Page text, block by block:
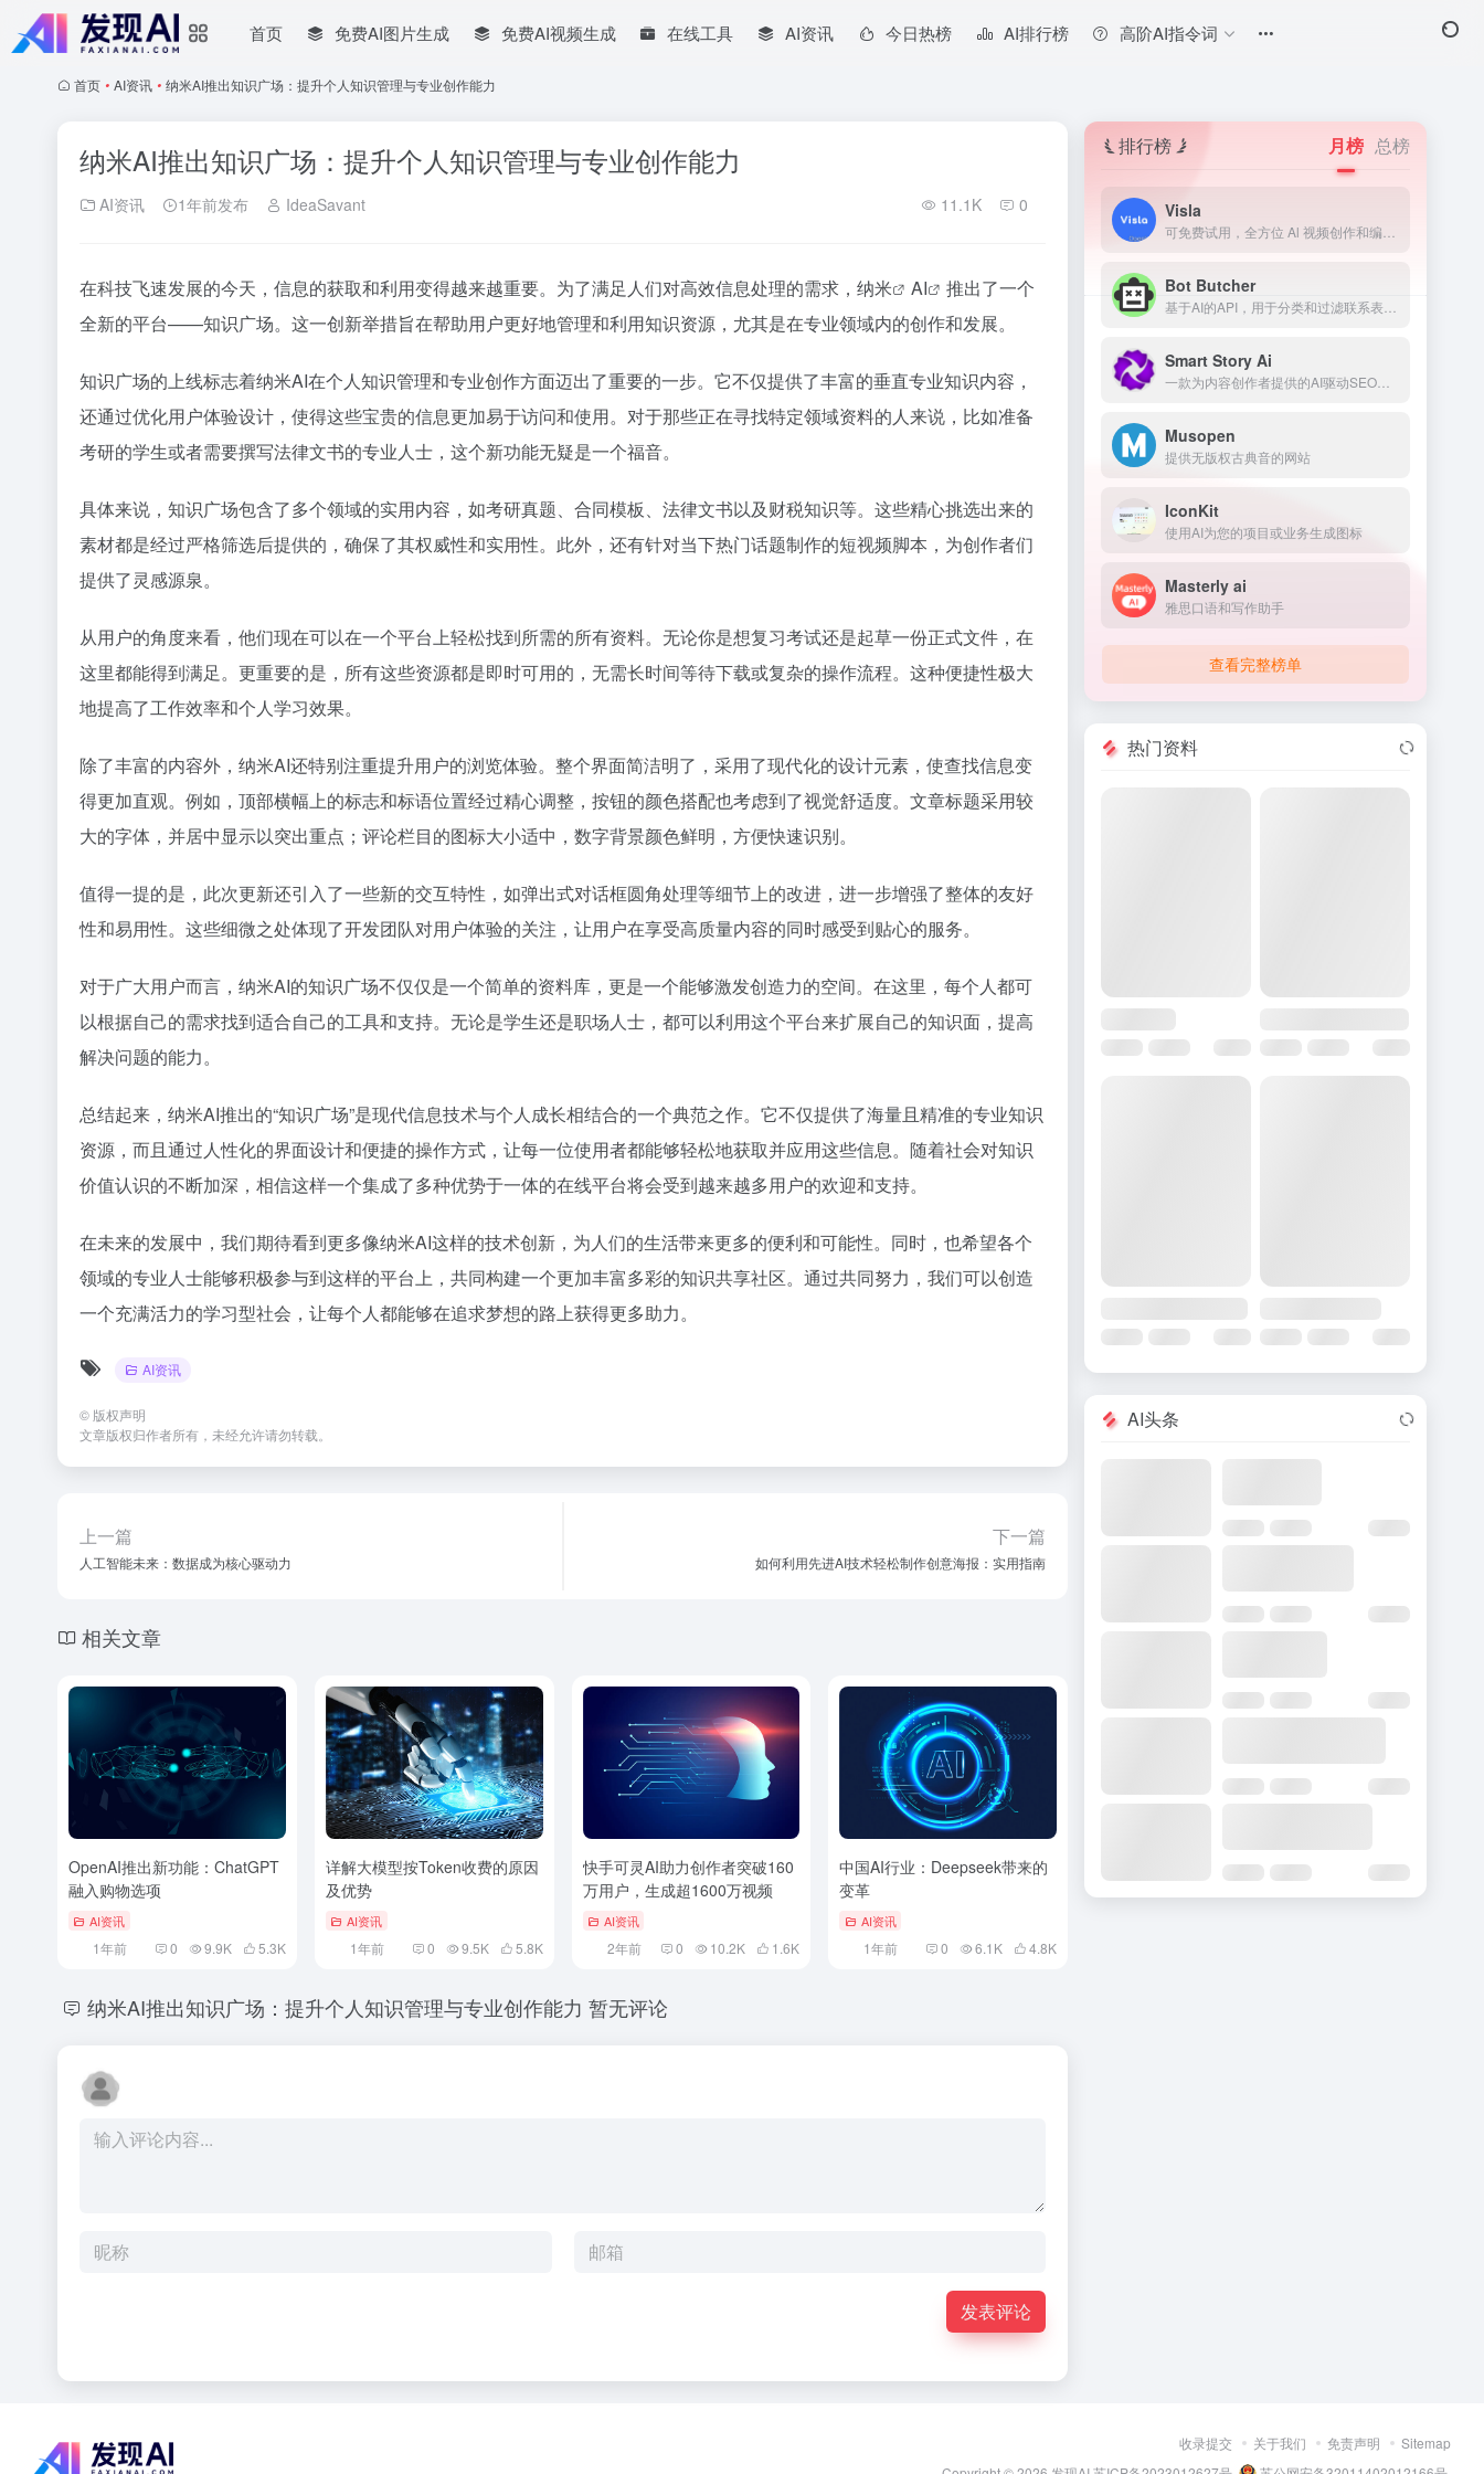
首页 免费AI图片生成 免费AI视频生成 在线工具 AI资讯 今日热榜 AI排行榜 高阶AI指令词
首页 • AI资讯 • 纳米AI推出知识广场：提升个人知识管理与专业创作能力
纳米AI推出知识广场：提升个人知识管理与专业创作能力
AI资讯 1年前发布 IdeaSavant 11.1K 0
在科技飞速发展的今天，信息的获取和利用变得越来越重要。为了满足人们对高效信息处理的需求， 纳米 AI
推出了一个
全新的平台——知识广场。这一创新举措旨在帮助用户更好地管理和利用知识资源，尤其是在专业领域内的创作和发展。
知识广场的上线标志着纳米AI在个人知识管理和专业创作方面迈出了重要的一步。它不仅提供了丰富的垂直专业知识内容，
还通过优化用户体验设计，使得这些宝贵的信息更加易于访问和使用。对于那些正在寻找特定领域资料的人来说，比如准备
考研的学生或者需要撰写法律文书的专业人士，这个新功能无疑是一个福音。
具体来说，知识广场包含了多个领域的实用内容，如考研真题、合同模板、法律文书以及财税知识等。这些精心挑选出来的
素材都是经过严格筛选后提供的，确保了其权威性和实用性。此外，还有针对当下热门话题制作的短视频脚本，为创作者们
提供了灵感源泉。
从用户的角度来看，他们现在可以在一个平台上轻松找到所需的所有资料。无论你是想复习考试还是起草一份正式文件，在
这里都能得到满足。更重要的是，所有这些资源都是即时可用的，无需长时间等待下载或复杂的操作流程。这种便捷性极大
地提高了工作效率和个人学习效果。
除了丰富的内容外，纳米AI还特别注重提升用户的浏览体验。整个界面简洁明了，采用了现代化的设计元素，使查找信息变
得更加直观。例如，顶部横幅上的标志和标语位置经过精心调整，按钮的颜色搭配也考虑到了视觉舒适度。文章标题采用较
大的字体，并居中显示以突出重点；评论栏目的图标大小适中，数字背景颜色鲜明，方便快速识别。
值得一提的是，此次更新还引入了一些新的交互特性，如弹出式对话框圆角处理等细节上的改进，进一步增强了整体的友好
性和易用性。这些细微之处体现了开发团队对用户体验的关注，让用户在享受高质量内容的同时感受到贴心的服务。
对于广大用户而言，纳米AI的知识广场不仅仅是一个简单的资料库，更是一个能够激发创造力的空间。在这里，每个人都可
以根据自己的需求找到适合自己的工具和支持。无论是学生还是职场人士，都可以利用这个平台来扩展自己的知识面，提高
解决问题的能力。
总结起来，纳米AI推出的“知识广场”是现代信息技术与个人成长相结合的一个典范之作。它不仅提供了海量且精准的专业知识
资源，而且通过人性化的界面设计和便捷的操作方式，让每一位使用者都能够轻松地获取并应用这些信息。随着社会对知识
价值认识的不断加深，相信这样一个集成了多种优势于一体的在线平台将会受到越来越多用户的欢迎和支持。
在未来的发展中，我们期待看到更多像纳米AI这样的技术创新，为人们的生活带来更多的便利和可能性。同时，也希望各个
领域的专业人士能够积极参与到这样的平台上，共同构建一个更加丰富多彩的知识共享社区。通过共同努力，我们可以创造
一个充满活力的学习型社会，让每个人都能够在追求梦想的路上获得更多助力。
AI资讯
© 版权声明
文章版权归作者所有，未经允许请勿转载。
上一篇
人工智能未来：数据成为核心驱动力
下一篇
如何利用先进AI技术轻松制作创意海报：实用指南
相关文章
OpenAI推出新功能：ChatGPT
融入购物选项
AI资讯
1年前 0 9.9K 5.3K
详解大模型按Token收费的原因
及优势
AI资讯
1年前 0 9.5K 5.8K
快手可灵AI助力创作者突破160
万用户，生成超1600万视频
AI资讯
2年前 0 10.2K 1.6K
中国AI行业：Deepseek带来的
变革
AI资讯
1年前 0 6.1K 4.8K
纳米AI推出知识广场：提升个人知识管理与专业创作能力 暂无评论
发表评论
排行榜 月榜 总榜
Visla
Bot Butcher
Smart Story Ai
Musopen
提供无版权古典音的网站
IconKit
使用AI为您的项目或业务生成图标
Masterly ai
雅思口语和写作助手
查看完整榜单
热门资料
AI头条
收录提交 关于我们 免责声明
Sitemap